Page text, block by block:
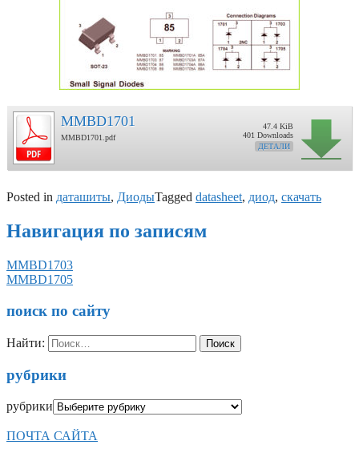
MMBD1701
MMBD1701.pdf
47.4 KiB
401 Downloads
ДЕТАЛИ
Posted in даташиты, ДиодыTagged datasheet, диод, скачать
Навигация по записям
MMBD1703
MMBD1705
поиск по сайту
Найти:
рубрики
рубрики
ПОЧТА САЙТА